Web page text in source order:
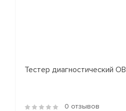
Тестер диагностический
0 отзывов